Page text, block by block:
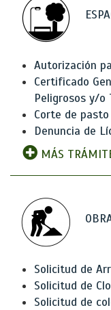
Autorización
Certificado
Peligrosos y/o
Corte de
Denuncia de
MÁS
Solicitud de
Solicitud de
Solicitud de